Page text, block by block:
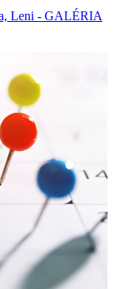
Leni - GALÉRIA